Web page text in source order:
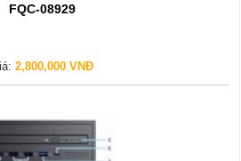
FQC-08929
2,800,000 VNĐ